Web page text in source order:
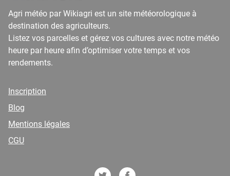
Agri météo par Wikiagri est un site météorologique à
destination des agriculteurs.
Listez vos parcelles et gérez vos cultures avec notre météo
heure par heure afin d’optimiser votre temps et vos
rendements.
Inscription
Blog
Mentions légales
CGU